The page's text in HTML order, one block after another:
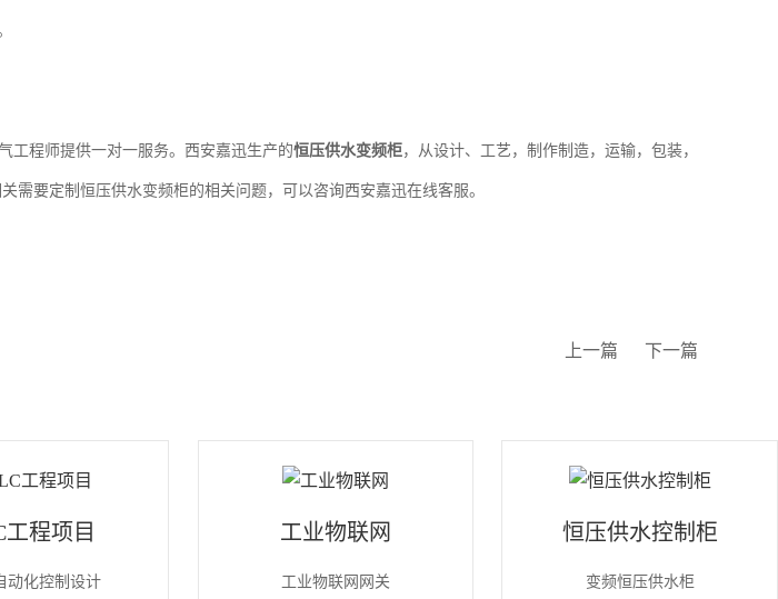
工程师提供一对一服务。西安嘉迅生产的恒压供水变频柜，从设计、工艺，制作制造，运输，包装，
关需要定制恒压供水变频柜的相关问题，可以咨询西安嘉迅在线客服。
上一篇 下一篇
工程项目
动化控制设计
工业物联网
工业物联网网关
恒压供水控制柜
变频恒压供水柜